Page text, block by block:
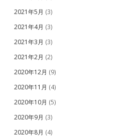
2021年5月 (3)
2021年4月 (3)
2021年3月 (3)
2021年2月 (2)
2020年12月 (9)
2020年11月 (4)
2020年10月 (5)
2020年9月 (3)
2020年8月 (4)